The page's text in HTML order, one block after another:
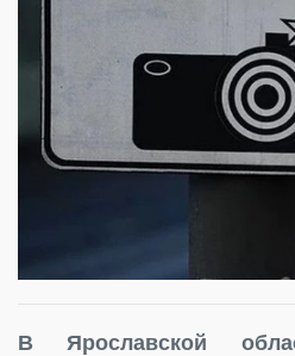
В Ярославской